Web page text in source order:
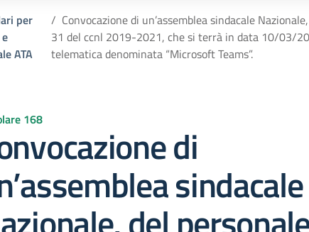
per
ATA
Convocazione di un’assemblea sindacale
31 del ccnl 2019-2021, che si terrà in data 10/03/
telematica denominata “Microsoft Teams”.
168
di
sindacale